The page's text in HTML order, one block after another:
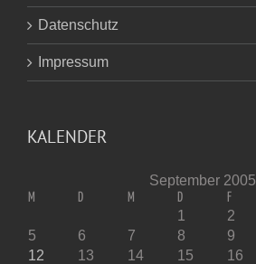
Datenschutz
Impressum
KALENDER
September 2005
M D M D F
1 2
5
6 7 8 9
12
13 14 15 16